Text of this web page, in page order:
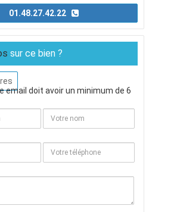
sur ce bien ?
email doit avoir un minimum de 6